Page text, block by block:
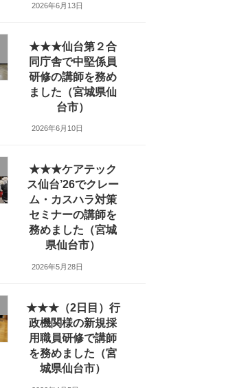
2026年6月13日
★★★仙台第２合
同庁舎で中堅係員
研修の講師を務め
ました（宮城県仙
台市）
2026年6月10日
★★★ケアテック
ス仙台’26でクレー
ム・カスハラ対策
セミナーの講師を
務めました（宮城
県仙台市）
2026年5月28日
★★★（2日目）行
政機関様の新規採
用職員研修で講師
を務めました（宮
城県仙台市）